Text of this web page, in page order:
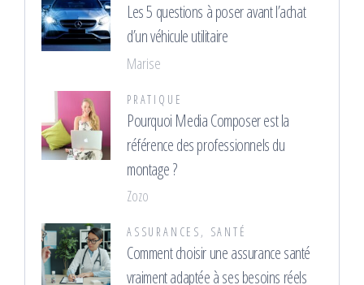
Les 5 questions à poser avant l’achat
d’un véhicule utilitaire
Marise
PRATIQUE
Pourquoi Media Composer est la
référence des professionnels du
montage ?
Zozo
ASSURANCES , SANTÉ
Comment choisir une assurance santé
vraiment adaptée à ses besoins réels